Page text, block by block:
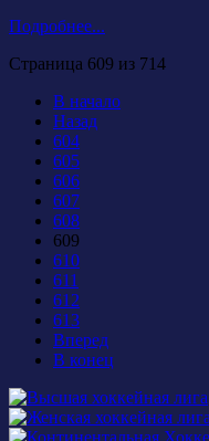
Подробнее...
Страница 609 из 714
В начало
Назад
604
605
606
607
608
609
610
611
612
613
Вперед
В конец